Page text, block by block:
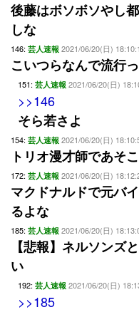
後藤はボソボソやし
しな
146: 芸人速報 2021/06/20(日)
こいつらなんで流行
151: 芸人速報 2021/06/20(日)
>>146
そら若さよ
154: 芸人速報 2021/06/20(日)
トリオ漫才師であそ
172: 芸人速報 2021/06/20(日)
マクドナルドで元バ
るよな
185: 芸人速報 2021/06/20(日)
【悲報】ネルソンズ
い
192: 芸人速報 2021/06/20(日)
>>185